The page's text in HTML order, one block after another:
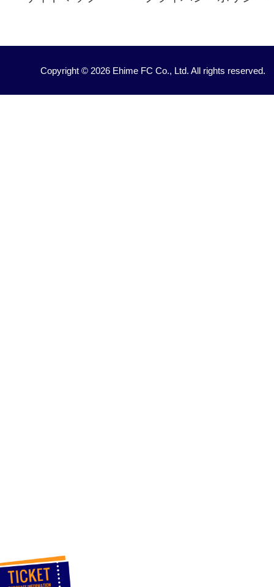
Copyright © 2026 Ehime FC Co., Ltd. All rights reserved.